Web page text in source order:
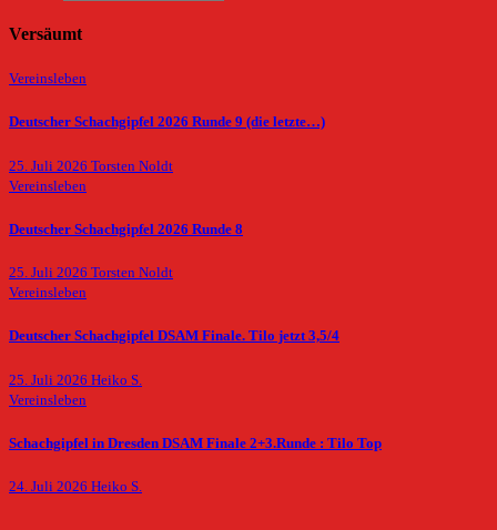
Versäumt
Vereinsleben
Deutscher Schachgipfel 2026 Runde 9 (die letzte…)
25. Juli 2026 Torsten Noldt
Vereinsleben
Deutscher Schachgipfel 2026 Runde 8
25. Juli 2026 Torsten Noldt
Vereinsleben
Deutscher Schachgipfel DSAM Finale. Tilo jetzt 3,5/4
25. Juli 2026 Heiko S.
Vereinsleben
Schachgipfel in Dresden DSAM Finale 2+3.Runde : Tilo Top
24. Juli 2026 Heiko S.